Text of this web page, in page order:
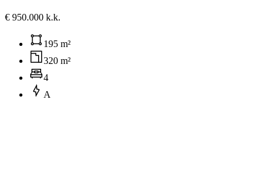
€ 950.000 k.k.
195 m²
320 m²
4
A